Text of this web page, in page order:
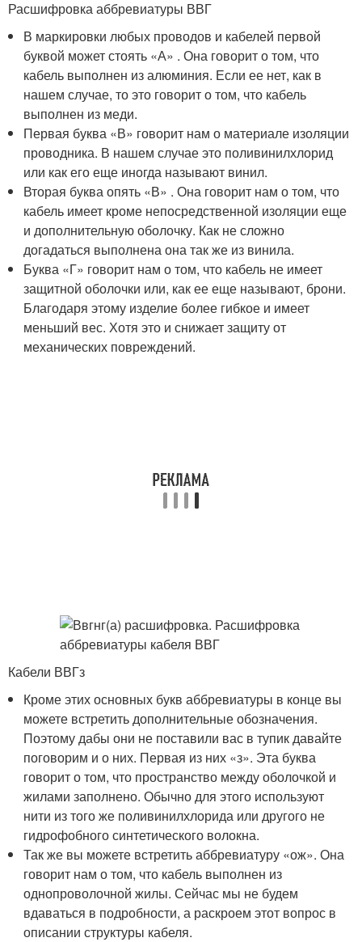
Расшифровка аббревиатуры ВВГ
В маркировки любых проводов и кабелей первой
буквой может стоять «А» . Она говорит о том, что
кабель выполнен из алюминия. Если ее нет, как в
нашем случае, то это говорит о том, что кабель
выполнен из меди.
Первая буква «В» говорит нам о материале изоляции
проводника. В нашем случае это поливинилхлорид
или как его еще иногда называют винил.
Вторая буква опять «В» . Она говорит нам о том, что
кабель имеет кроме непосредственной изоляции еще
и дополнительную оболочку. Как не сложно
догадаться выполнена она так же из винила.
Буква «Г» говорит нам о том, что кабель не имеет
защитной оболочки или, как ее еще называют, брони.
Благодаря этому изделие более гибкое и имеет
меньший вес. Хотя это и снижает защиту от
механических повреждений.
Кабели ВВГз
Кроме этих основных букв аббревиатуры в конце вы
можете встретить дополнительные обозначения.
Поэтому дабы они не поставили вас в тупик давайте
поговорим и о них. Первая из них «з». Эта буква
говорит о том, что пространство между оболочкой и
жилами заполнено. Обычно для этого используют
нити из того же поливинилхлорида или другого не
гидрофобного синтетического волокна.
Так же вы можете встретить аббревиатуру «ож». Она
говорит нам о том, что кабель выполнен из
однопроволочной жилы. Сейчас мы не будем
вдаваться в подробности, а раскроем этот вопрос в
описании структуры кабеля.